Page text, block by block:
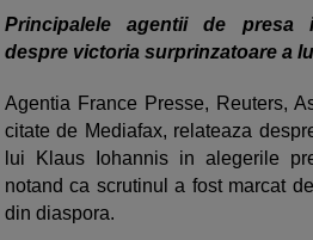
Principalele agentii de presa
despre victoria surprinzatoare a
Agentia France Presse, Reuters,
citate de Mediafax, relateaza
lui Klaus Iohannis in alegerile
notand ca scrutinul a fost marcat
din diaspora.